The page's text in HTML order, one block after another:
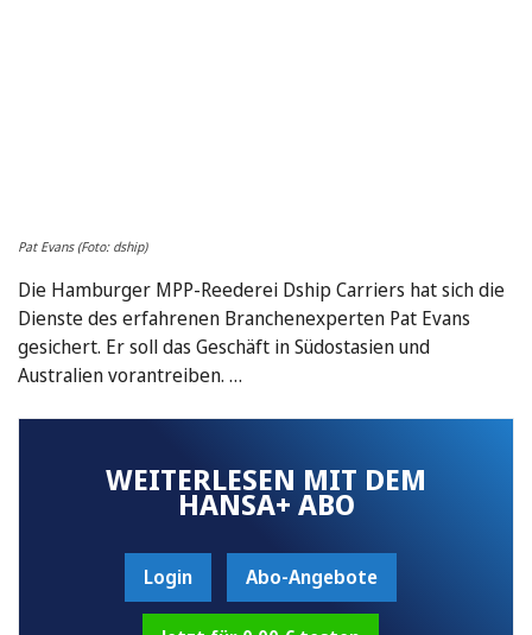
Pat Evans (Foto: dship)
Die Hamburger MPP-Reederei Dship Carriers hat sich die
Dienste des erfahrenen Branchenexperten Pat Evans
gesichert. Er soll das Geschäft in Südostasien und
Australien vorantreiben. …
WEITERLESEN MIT DEM
HANSA+ ABO
Login Abo-Angebote